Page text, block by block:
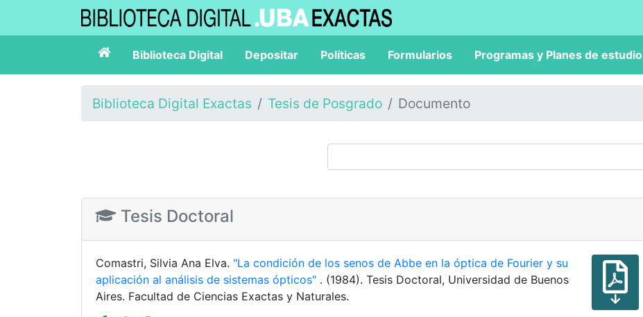
Biblioteca Digital Depositar Políticas Formularios Programas y Planes de estudio
Biblioteca Digital Exactas Tesis de Posgrado Documento
Tesis Doctoral
Comastri, Silvia Ana Elva. "La condición de los senos de Abbe en la óptica de Fourier y su
aplicación al análisis de sistemas ópticos" . (1984). Tesis Doctoral, Universidad de Buenos
Aires. Facultad de Ciencias Exactas y Naturales.